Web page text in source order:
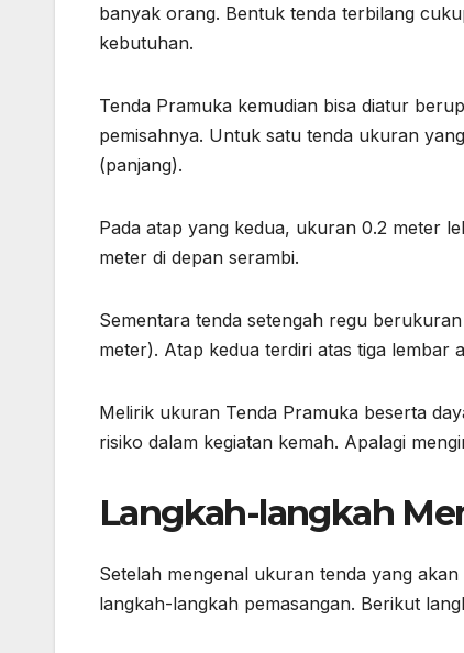
banyak orang. Bentuk tenda terbilang
kebutuhan.
Tenda Pramuka kemudian bisa diatur
pemisahnya. Untuk satu tenda ukuran
(panjang).
Pada atap yang kedua, ukuran 0.2 meter
meter di depan serambi.
Sementara tenda setengah regu
meter). Atap kedua terdiri atas tiga lembar
Melirik ukuran Tenda Pramuka beserta
risiko dalam kegiatan kemah. Apalagi
Langkah-langkah
Setelah mengenal ukuran tenda yang
langkah-langkah pemasangan. Berikut